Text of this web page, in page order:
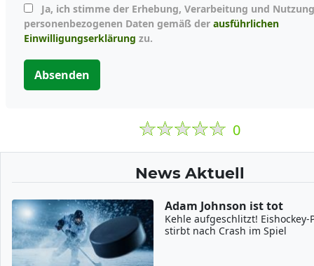
personenbezogenen Daten gemäß der ausführlichen
Einwilligungserklärung zu.
Absenden
0
News Aktuell
Adam Johnson ist tot
Kehle aufgeschlitzt! Eishockey-
stirbt nach Crash im Spiel